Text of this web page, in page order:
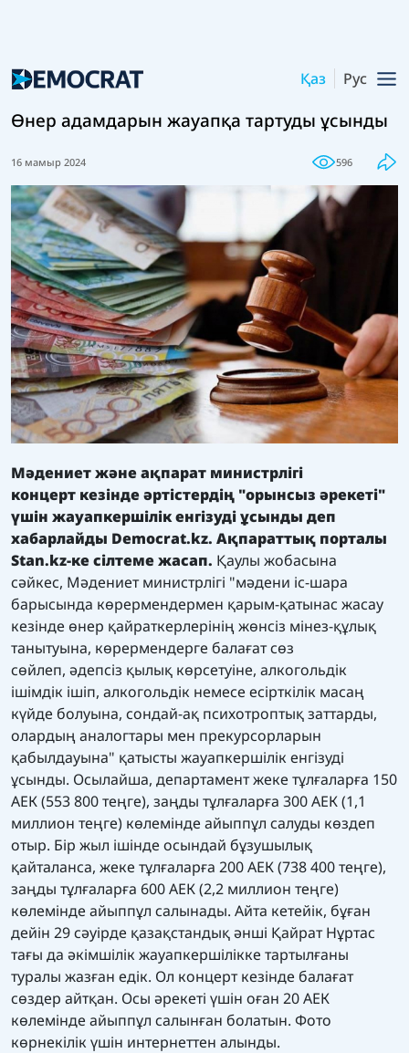
Қаз Рус
Өнер адамдарын жауапқа тартуды ұсынды
16 мамыр 2024 596
Мәдениет және ақпарат министрлігі
концерт кезінде әртістердің "орынсыз әрекеті"
үшін жауапкершілік енгізуді ұсынды деп
хабарлайды Democrat.kz. Ақпараттық порталы
Stan.kz-ке сілтеме жасап. Қаулы жобасына
сәйкес, Мәдениет министрлігі "мәдени іс-шара
барысында көрермендермен қарым-қатынас жасау
кезінде өнер қайраткерлерінің жөнсіз мінез-құлық
танытуына, көрермендерге балағат сөз
сөйлеп, әдепсіз қылық көрсетуіне, алкогольдік
ішімдік ішіп, алкогольдік немесе есірткілік масаң
күйде болуына, сондай-ақ психотроптық заттарды,
олардың аналогтары мен прекурсорларын
қабылдауына" қатысты жауапкершілік енгізуді
ұсынды. Осылайша, департамент жеке тұлғаларға 150
АЕК (553 800 теңге), заңды тұлғаларға 300 АЕК (1,1
миллион теңге) көлемінде айыппұл салуды көздеп
отыр. Бір жыл ішінде осындай бұзушылық
қайталанса, жеке тұлғаларға 200 АЕК (738 400 теңге),
заңды тұлғаларға 600 АЕК (2,2 миллион теңге)
көлемінде айыппұл салынады. Айта кетейік, бұған
дейін 29 сәуірде қазақстандық әнші Қайрат Нұртас
тағы да әкімшілік жауапкершілікке тартылғаны
туралы жазған едік. Ол концерт кезінде балағат
сөздер айтқан. Осы әрекеті үшін оған 20 АЕК
көлемінде айыппұл салынған болатын. Фото
көрнекілік үшін интернеттен алынды.